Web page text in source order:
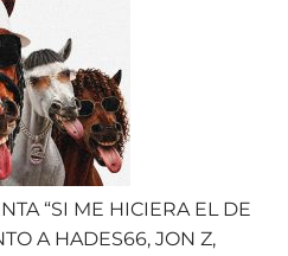
“SI ME HICIERA EL DE
A HADES66, JON Z,